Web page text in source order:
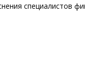
специалистов